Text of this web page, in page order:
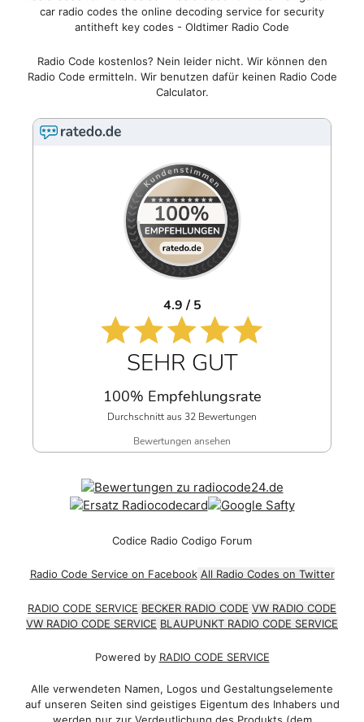
car radio codes the online decoding service for security
antitheft key codes - Oldtimer Radio Code
Radio Code kostenlos? Nein leider nicht. Wir können den
Radio Code ermitteln. Wir benutzen dafür keinen Radio Code
Calculator.
4.9 / 5
SEHR GUT
100% Empfehlungsrate
Durchschnitt aus 32 Bewertungen
Bewertungen ansehen
Codice Radio Codigo Forum
Radio Code Service on Facebook All Radio Codes on Twitter
RADIO CODE SERVICE BECKER RADIO CODE VW RADIO CODE
VW RADIO CODE SERVICE BLAUPUNKT RADIO CODE SERVICE
Powered by RADIO CODE SERVICE
Alle verwendeten Namen, Logos und Gestaltungselemente
auf unseren Seiten sind geistiges Eigentum des Inhabers und